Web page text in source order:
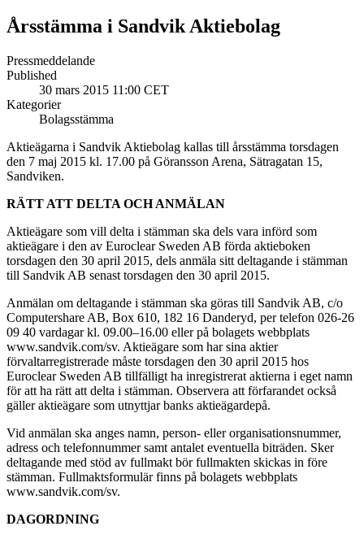
Årsstämma i Sandvik Aktiebolag
Pressmeddelande
Published
30 mars 2015 11:00 CET
Kategorier
Bolagsstämma
Aktieägarna i Sandvik Aktiebolag kallas till årsstämma torsdagen
den 7 maj 2015 kl. 17.00 på Göransson Arena, Sätragatan 15,
Sandviken.
RÄTT ATT DELTA OCH ANMÄLAN
Aktieägare som vill delta i stämman ska dels vara införd som
aktieägare i den av Euroclear Sweden AB förda aktieboken
torsdagen den 30 april 2015, dels anmäla sitt deltagande i stämman
till Sandvik AB senast torsdagen den 30 april 2015.
Anmälan om deltagande i stämman ska göras till Sandvik AB, c/o
Computershare AB, Box 610, 182 16 Danderyd, per telefon 026­-26
09 40 vardagar kl. 09.00–16.00 eller på bolagets webbplats
www.sandvik.com/sv. Aktieägare som har sina aktier
förvaltarregistrerade måste torsdagen den 30 april 2015 hos
Euroclear Sweden AB tillfälligt ha inregistrerat aktierna i eget namn
för att ha rätt att delta i stämman. Observera att förfarandet också
gäller aktieägare som utnyttjar banks aktieägardepå.
Vid anmälan ska anges namn, person- eller organisationsnummer,
adress och telefon­nummer samt antalet eventuella biträden. Sker
deltagande med stöd av fullmakt bör fullmakten skickas in före
stämman. Fullmaktsformulär finns på bolagets webbplats
www.sandvik.com/sv.
DAGORDNING